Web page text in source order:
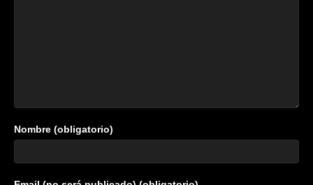
Nombre (obligatorio)